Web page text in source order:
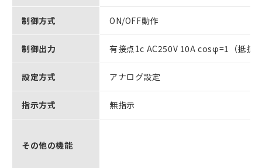
制御方式 ON/OFF動作
制御出力 有接点1c AC250V 10A cosφ=1（抵抗
設定方式 アナログ設定
指示方式 無指示
その他の機能